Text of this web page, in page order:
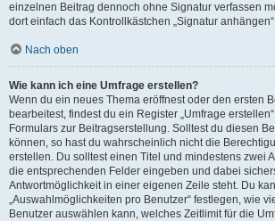
einzelnen Beitrag dennoch ohne Signatur verfassen
dort einfach das Kontrollkästchen „Signatur
Nach oben
Wie kann ich eine Umfrage erstellen?
Wenn du ein neues Thema eröffnest oder den ersten
bearbeitest, findest du ein Register „Umfrage
Formulars zur Beitragserstellung. Solltest du diesen
können, so hast du wahrscheinlich nicht die
erstellen. Du solltest einen Titel und mindestens zwei
die entsprechenden Felder eingeben und dabei
Antwortmöglichkeit in einer eigenen Zeile steht. Du
„Auswahlmöglichkeiten pro Benutzer“ festlegen, wie
Benutzer auswählen kann, welches Zeitlimit für die